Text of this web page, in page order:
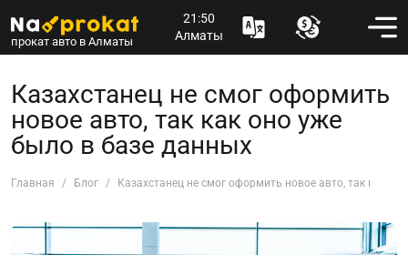
прокат авто в Алматы
21:50
Алматы
Казахстанец не смог оформить
новое авто, так как оно уже
было в базе данных
Главная Блог Казахстанец не смог оформить новое авто, так как